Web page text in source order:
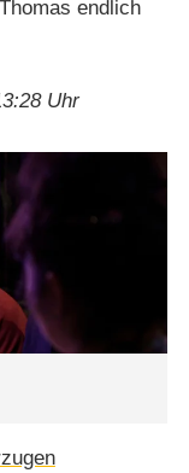
endlich
Uhr